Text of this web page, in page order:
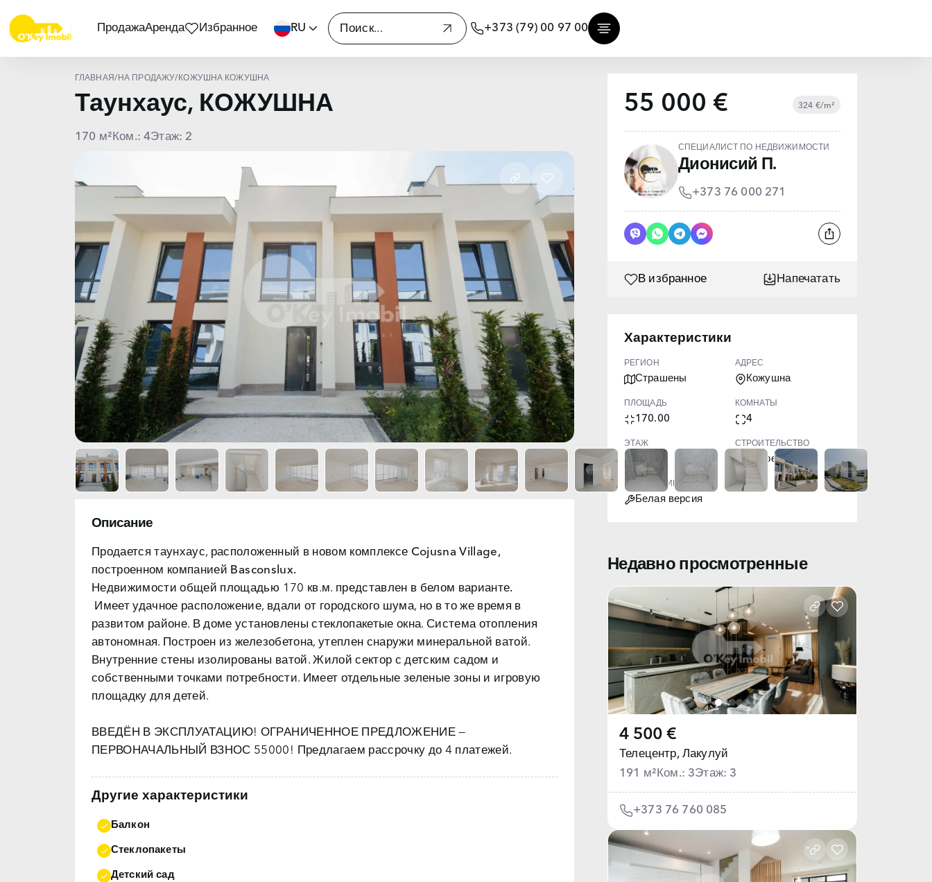
ПродажаАренда Избранное RU +373 (79) 00 97 00
ГЛАВНАЯ/ НА ПРОДАЖУ/ КОЖУШНА КОЖУШНА
Таунхаус, КОЖУШНА
170 м² Ком.: 4Этаж: 2
Описание
Продается таунхаус, расположенный в новом комплексе Cojusna Village,
построенном компанией Basconslux.
Недвижимости общей площадью 170 кв.м. представлен в белом варианте.
Имеет удачное расположение, вдали от городского шума, но в то же время в
развитом районе. В доме установлены стеклопакетые окна. Система отопления
автономная. Построен из железобетона, утеплен снаружи минеральной ватой.
Внутренние стены изолированы ватой. Жилой сектор с детским садом и
собственными точками потребности. Имеет отдельные зеленые зоны и игровую
площадку для детей.
ВВЕДЁН В ЭКСПЛУАТАЦИЮ! ОГРАНИЧЕННОЕ ПРЕДЛОЖЕНИЕ —
ПЕРВОНАЧАЛЬНЫЙ ВЗНОС 55000! Предлагаем рассрочку до 4 платежей.
Другие характеристики
Балкон
Стеклопакеты
Детский сад
55 000 € 324 €/m²
СПЕЦИАЛИСТ ПО НЕДВИЖИМОСТИ
Дионисий П.
+373 76 000 271
В избранное Напечатать
Характеристики
РЕГИОН
Страшены
АДРЕС
Кожушна
ПЛОЩАДЬ
170.00
КОМНАТЫ
4
ЭТАЖ
2
СТРОИТЕЛЬСТВО
Новое
СОСТОЯНИЕ
Белая версия
Недавно просмотренные
4 500 €
Телецентр,Лакулуй
191 м² Ком.: 3Этаж: 3
+373 76 760 085